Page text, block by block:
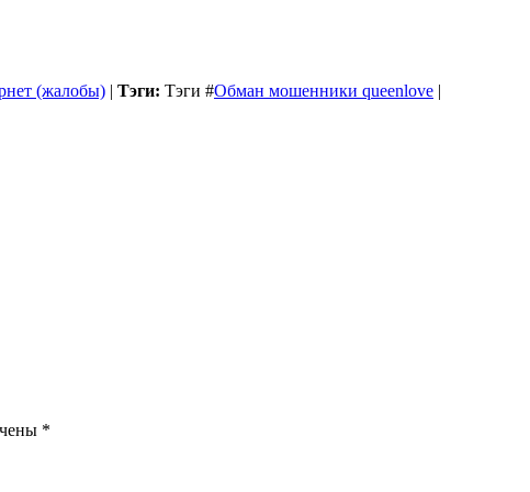
(жалобы) | Тэги: Тэги #Обман мошенники queenlove |
*